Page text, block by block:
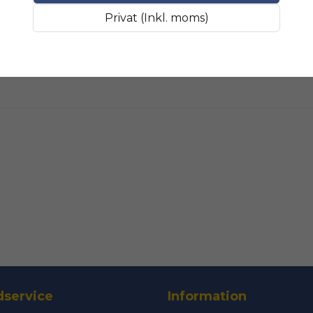
Fråga oss något om
Namn
SLIPMATERIAL Smala
Privat (Inkl. moms)
Information